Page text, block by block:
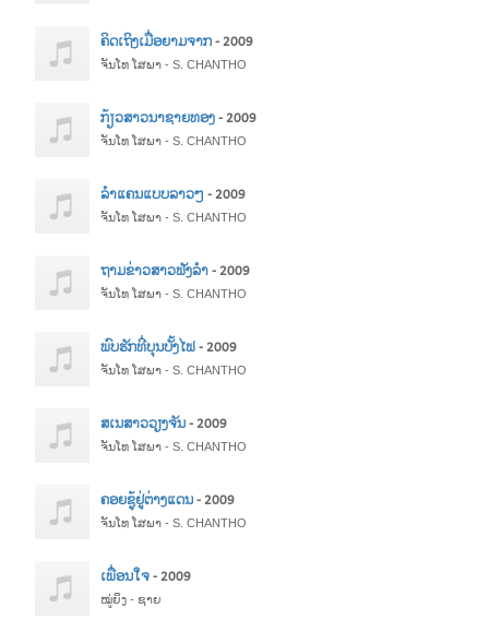
ຄິດເຖິງເມື່ອຍາມຈາກ- 2009
ຈັນໂທ ໂສພາ - S. CHANTHO
ກ້ຽວສາວນາຊາຍທອງ- 2009
ຈັນໂທ ໂສພາ - S. CHANTHO
ລຳແຄນແບບລາວໆ- 2009
ຈັນໂທ ໂສພາ - S. CHANTHO
ຖາມຂ່າວສາວຟັງລຳ- 2009
ຈັນໂທ ໂສພາ - S. CHANTHO
ພົບຮັກທີ່ບຸນບັ້ງໄຟ- 2009
ຈັນໂທ ໂສພາ - S. CHANTHO
ສເນສາວວຽງຈັນ- 2009
ຈັນໂທ ໂສພາ - S. CHANTHO
ຄອຍຊູ້ຢູ່ຕ່າງແດນ- 2009
ຈັນໂທ ໂສພາ - S. CHANTHO
ເພື່ອນໃຈ- 2009
ໝູ່ຍິງ - ຊາຍ